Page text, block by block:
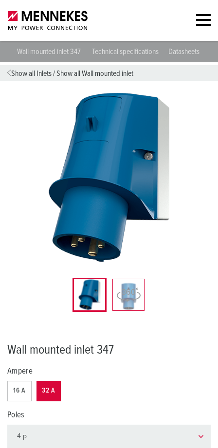
Wall mounted inlet 347 Technical specifications Datasheets &
Show all Inlets/Show all Wall mounted inlet
Wall mounted inlet 347
Ampere
16 A 32 A
Poles